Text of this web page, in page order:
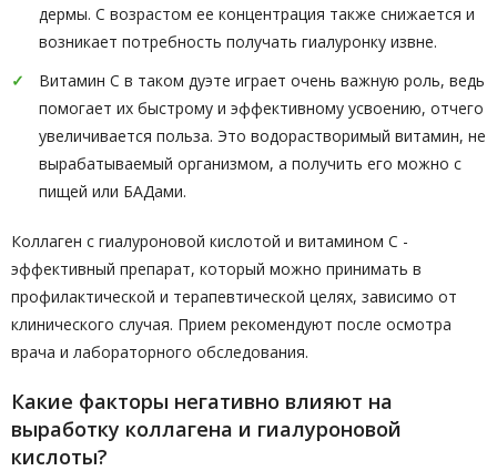
дермы. С возрастом ее концентрация также снижается и
возникает потребность получать гиалуронку извне.
Витамин C в таком дуэте играет очень важную роль, ведь
помогает их быстрому и эффективному усвоению, отчего
увеличивается польза. Это водорастворимый витамин, не
вырабатываемый организмом, а получить его можно с
пищей или БАДами.
Коллаген с гиалуроновой кислотой и витамином C -
эффективный препарат, который можно принимать в
профилактической и терапевтической целях, зависимо от
клинического случая. Прием рекомендуют после осмотра
врача и лабораторного обследования.
Какие факторы негативно влияют на
выработку коллагена и гиалуроновой
кислоты?